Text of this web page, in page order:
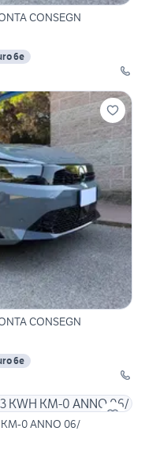
CONSEGN
6e
CONSEGN
6e
KM-0 ANNO 06/